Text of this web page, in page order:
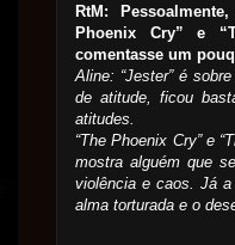
RtM:
Phoenix Cry” e
comentasse um
Aline: “Jester” é
de atitude, ficou
atitudes.
“The Phoenix Cry” e
mostra alguém que
violência e caos. Já
alma torturada e o